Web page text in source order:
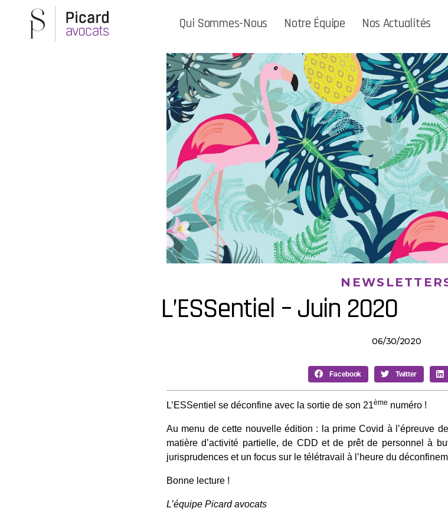
Qui Sommes-Nous Notre Équipe Nos Actualités
L’ESSentiel – Juin 2020
06/30/2020
Facebook Twitter
L’ESSentiel se déconfine avec la sortie de son 21ème numéro !
Au menu de cette nouvelle édition : la prime Covid à l’épreuve
matière d’activité partielle, de CDD et de prêt de personnel à
jurisprudences et un focus sur le télétravail à l’heure du
Bonne lecture !
L’équipe Picard avocats